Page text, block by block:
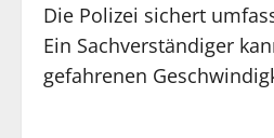
Die Polizei sichert
Ein Sachverständiger
gefahrenen